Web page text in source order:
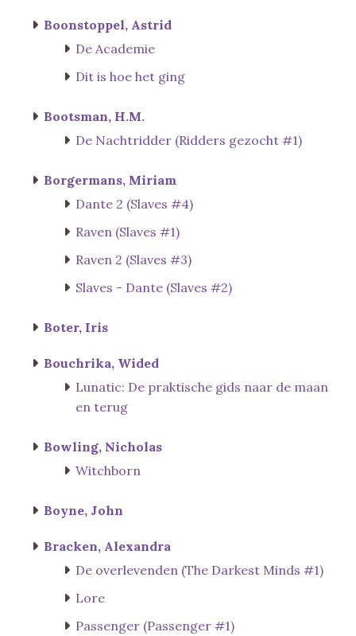
Boonstoppel, Astrid
De Academie
Dit is hoe het ging
Bootsman, H.M.
De Nachtridder (Ridders gezocht #1)
Borgermans, Miriam
Dante 2 (Slaves #4)
Raven (Slaves #1)
Raven 2 (Slaves #3)
Slaves - Dante (Slaves #2)
Boter, Iris
Bouchrika, Wided
Lunatic: De praktische gids naar de maan
en terug
Bowling, Nicholas
Witchborn
Boyne, John
Bracken, Alexandra
De overlevenden (The Darkest Minds #1)
Lore
Passenger (Passenger #1)